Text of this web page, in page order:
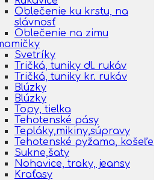
Oblečenie ku krstu, na
slávnosť
Oblečenie na zimu
Svetríky
Tričká, tuniky dl. rukáv
Tričká, tuniky kr. rukáv
Blúzky
Blúzky
Topy, tielka
Tehotenské pásy
Tepláky,mikiny,súpravy
Tehotenské pyžama, košeľe
Sukne,šaty
Nohavice, traky, jeansy
Kraťasy